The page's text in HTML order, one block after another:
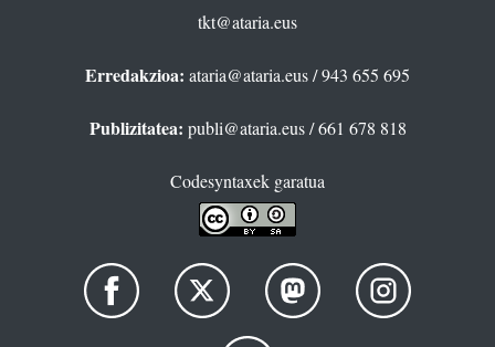
tkt@ataria.eus
Erredakzioa: ataria@ataria.eus/ 943 655 695
Publizitatea: publi@ataria.eus/ 661 678 818
Codesyntaxek garatua